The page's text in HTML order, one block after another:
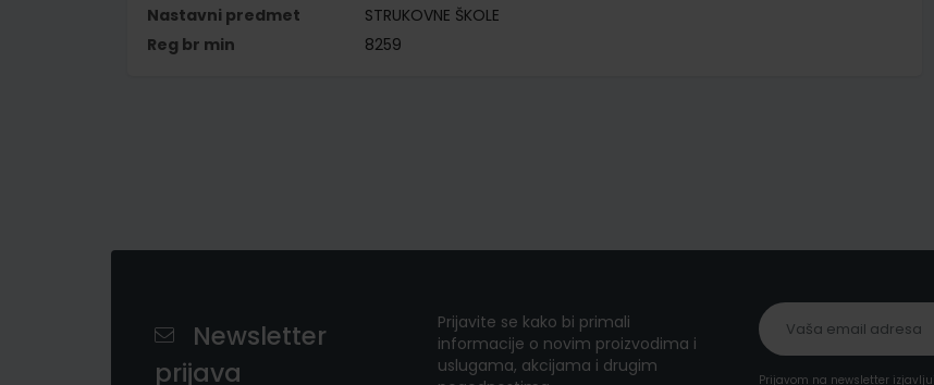
Nastavni predmet
STRUKOVNE ŠKOLE
Reg br min
8259
Newsletter
prijava
Prijavite se kako bi primali
informacije o novim proizvodima i
uslugama, akcijama i drugim
Prijavom na newsletter